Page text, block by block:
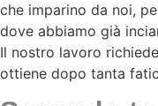
che imparino da noi,
dove abbiamo già
Il nostro lavoro richiede
ottiene dopo tanta